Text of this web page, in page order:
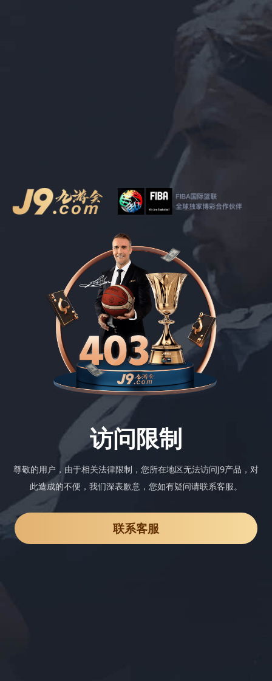
访问限制
尊敬的用户，由于相关法律限制，您所在地区无法访问J9产品，对
此造成的不便，我们深表歉意，您如有疑问请联系客服。
联系客服